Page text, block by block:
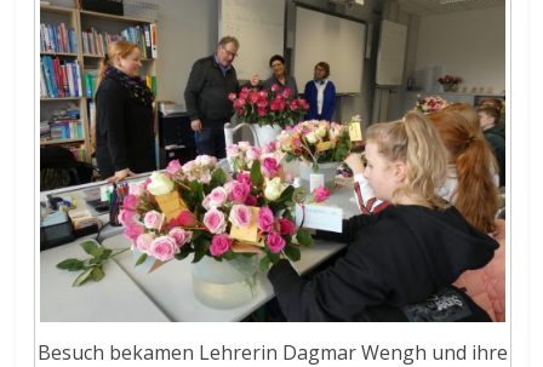
Besuch bekamen Lehrerin Dagmar Wengh und ihre